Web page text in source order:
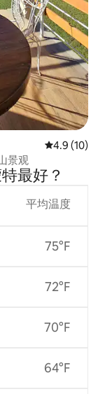
平均评分
4.9 (10)
景观
最好？
平均温度
75°F
72°F
70°F
64°F